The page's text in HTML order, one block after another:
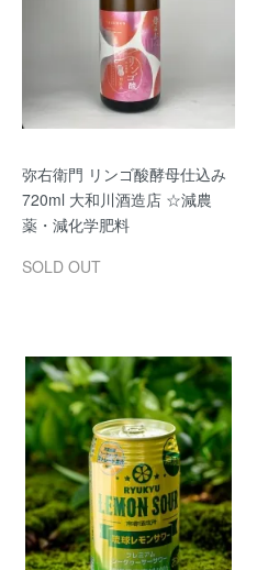
弥右衛門 リンゴ酸酵母仕込み
720ml 大和川酒造店 ☆減農
薬・減化学肥料
SOLD OUT